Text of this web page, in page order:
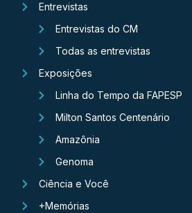
Entrevistas
Entrevistas do CM
Todas as entrevistas
Exposições
Linha do Tempo da FAPESP
Milton Santos Centenário
Amazônia
Genoma
Ciência e Você
+Memórias